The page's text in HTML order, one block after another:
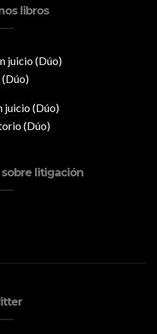
libros
litigación